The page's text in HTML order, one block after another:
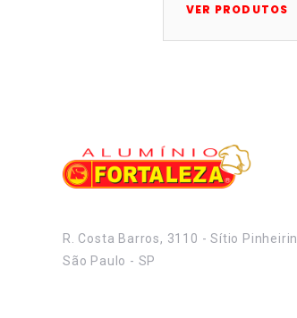
VER PRODUTOS
R. Costa Barros, 3110 - Sítio
São Paulo - SP